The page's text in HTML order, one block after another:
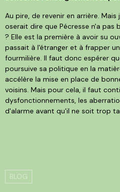
Au pire, de revenir en arrière.
oserait dire que Pécresse n'a pas
? Elle est la première à avoir su
passait à l'étranger et à frapper
fourmilière. Il faut donc espérer
poursuive sa politique en la
accélère la mise en place de
voisins. Mais pour cela, il faut
dysfonctionnements, les
d'alarme avant qu'il ne soit trop
BLOG